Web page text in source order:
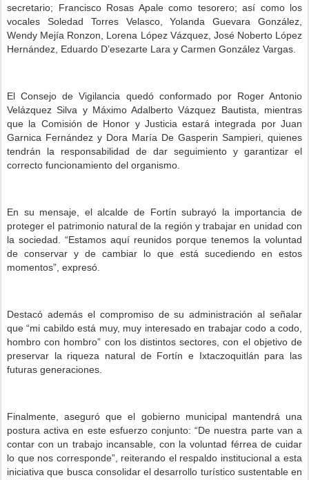
secretario; Francisco Rosas Apale como tesorero; así como los
vocales Soledad Torres Velasco, Yolanda Guevara González,
Wendy Mejía Ronzon, Lorena López Vázquez, José Noberto López
Hernández, Eduardo D’esezarte Lara y Carmen González Vargas.
El Consejo de Vigilancia quedó conformado por Roger Antonio
Velázquez Silva y Máximo Adalberto Vázquez Bautista, mientras
que la Comisión de Honor y Justicia estará integrada por Juan
Garnica Fernández y Dora María De Gasperin Sampieri, quienes
tendrán la responsabilidad de dar seguimiento y garantizar el
correcto funcionamiento del organismo.
En su mensaje, el alcalde de Fortín subrayó la importancia de
proteger el patrimonio natural de la región y trabajar en unidad con
la sociedad. “Estamos aquí reunidos porque tenemos la voluntad
de conservar y de cambiar lo que está sucediendo en estos
momentos”, expresó.
Destacó además el compromiso de su administración al señalar
que “mi cabildo está muy, muy interesado en trabajar codo a codo,
hombro con hombro” con los distintos sectores, con el objetivo de
preservar la riqueza natural de Fortín e Ixtaczoquitlán para las
futuras generaciones.
Finalmente, aseguró que el gobierno municipal mantendrá una
postura activa en este esfuerzo conjunto: “De nuestra parte van a
contar con un trabajo incansable, con la voluntad férrea de cuidar
lo que nos corresponde”, reiterando el respaldo institucional a esta
iniciativa que busca consolidar el desarrollo turístico sustentable en